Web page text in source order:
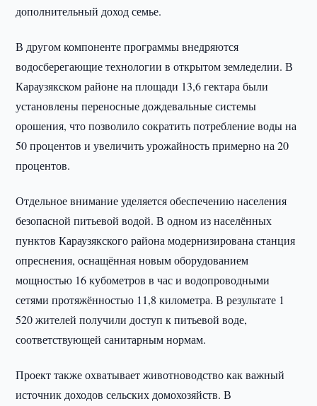
дополнительный доход семье.
В другом компоненте программы внедряются
водосберегающие технологии в открытом земледелии. В
Караузякском районе на площади 13,6 гектара были
установлены переносные дождевальные системы
орошения, что позволило сократить потребление воды на
50 процентов и увеличить урожайность примерно на 20
процентов.
Отдельное внимание уделяется обеспечению населения
безопасной питьевой водой. В одном из населённых
пунктов Караузякского района модернизирована станция
опреснения, оснащённая новым оборудованием
мощностью 16 кубометров в час и водопроводными
сетями протяжённостью 11,8 километра. В результате 1
520 жителей получили доступ к питьевой воде,
соответствующей санитарным нормам.
Проект также охватывает животноводство как важный
источник доходов сельских домохозяйств. В